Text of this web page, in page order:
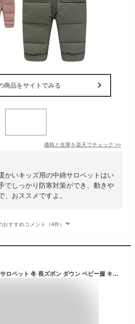
商品をサイトでみる
価格と在庫を楽天でチェック >>
かいキッズ用の中綿サロペットはい
でしっかり防寒対策ができ、動きや
、おススメですよ。
おすすめコメント（4件）
子供ズボン ダウンパンツ サロペット 冬 長ズボン ダウン ベビー服 キッズ服 女の子 男の子 カバーオール ジャンプスーツ 綿入り 厚手 防寒 防風 雪遊び 通学 通園 登山 アウトドア 秋冬 80 90 100 110 120